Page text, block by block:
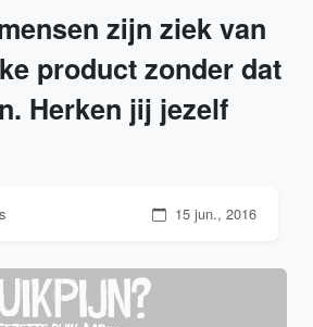
zijn ziek van
product zonder dat
Herken jij jezelf
15 jun., 2016